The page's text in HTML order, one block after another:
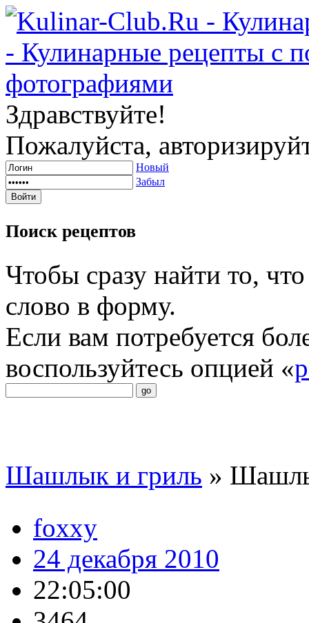
Здравствуйте!
Пожалуйста,
Новый
Забыл
Поиск рецептов
Чтобы сразу найти то,
слово в форму.
Если вам потребуется
воспользуйтесь опцией «
Шашлык и гриль »
foxxy
24 декабря 2010
22:05:00